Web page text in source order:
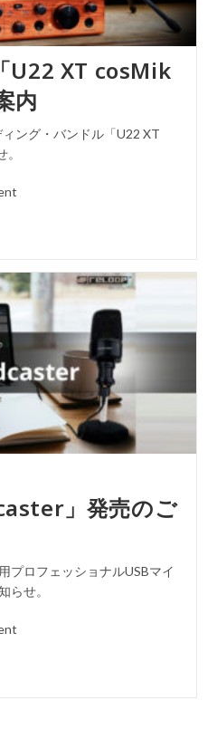
U22 XT cosMik
内
ング・バンドル「U22 XT
」発売のご
プロフェッショナルUSBマイ
らせ。